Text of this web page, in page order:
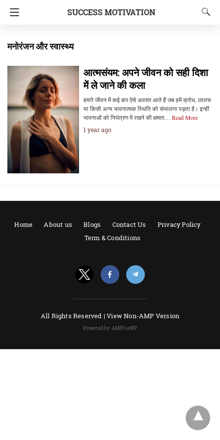
SUCCESS MOTIVATION
मनोरंजन और स्वास्थ्य
आत्मसंयम: अपने जीवन को सही दिशा
में ले जाने की कला
हमारे जीवन में कई बार ऐसे अवसर आते हैं जब हमें क्रोध, लालच
या किसी अन्य भावनात्मक स्थिति को संभालना पड़ता है। इन्हीं
भावनाओं को नियंत्रण में रखने की क्षमता… Read More
1 year ago
Home About us Blogs Contact Us
Privacy Policy
Term & Conditions
All Rights Reserved |View Non-AMP Version
Powered by AMPforWP